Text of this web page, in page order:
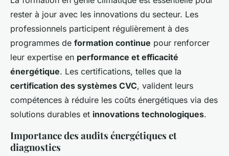
rester à jour avec les innovations du secteur. Les
professionnels participent régulièrement à des
programmes de formation continue pour renforcer
leur expertise en performance et efficacité
énergétique. Les certifications, telles que la
certification des systèmes CVC, valident leurs
compétences à réduire les coûts énergétiques via des
solutions durables et innovations technologiques.
Importance des audits énergétiques et
diagnostics